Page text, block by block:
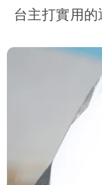
台主打實用的